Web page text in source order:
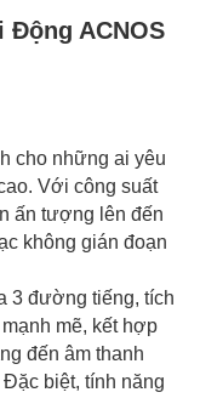
Động ACNOS
cho những ai yêu
Với công suất
ấn tượng lên đến
không gián đoạn
3 đường tiếng, tích
mẽ, kết hợp
đến âm thanh
biệt, tính năng